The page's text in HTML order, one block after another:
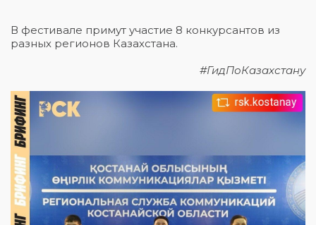
В фестивале примут участие 8 конкурсантов из
разных регионов Казахстана.
#ГидПоКазахстану